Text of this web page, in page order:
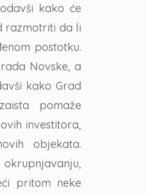
kako će
razmotriti da li
postotku.
Novske, a
kako Grad
pomaže
investitora,
objekata.
pritom neke